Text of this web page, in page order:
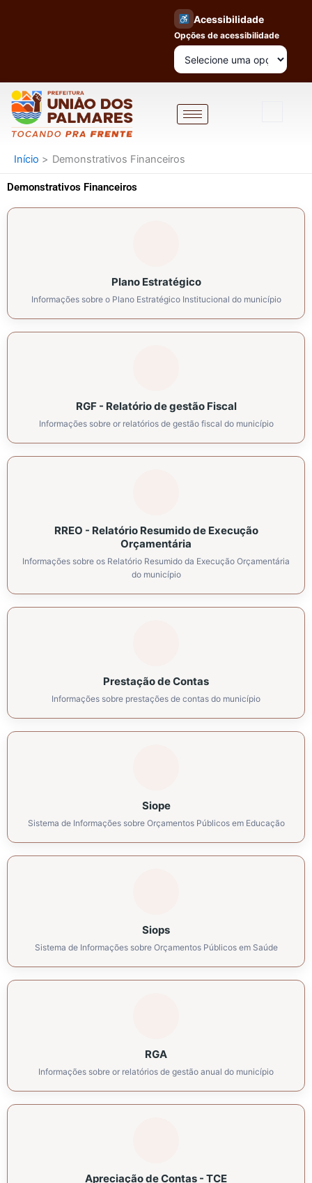
Acessibilidade
Opções de acessibilidade
Início Demonstrativos Financeiros
Demonstrativos Financeiros
Plano Estratégico
Informações sobre o Plano Estratégico Institucional do município
RGF - Relatório de gestão Fiscal
Informações sobre or relatórios de gestão fiscal do município
RREO - Relatório Resumido de Execução
Orçamentária
Informações sobre os Relatório Resumido da Execução Orçamentária
do município
Prestação de Contas
Informações sobre prestações de contas do município
Siope
Sistema de Informações sobre Orçamentos Públicos em Educação
Siops
Sistema de Informações sobre Orçamentos Públicos em Saúde
RGA
Informações sobre or relatórios de gestão anual do município
Apreciação de Contas - TCE